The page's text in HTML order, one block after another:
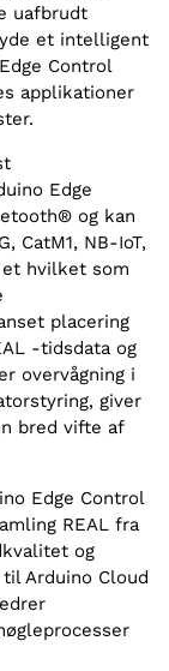
uafbrudt
et intelligent
Control
applikationer
Edge
og kan
CatM1, NB-IoT,
et hvilket som
placering
-tidsdata og
overvågning i
giver
bred vifte af
Edge Control
REAL fra
og
Arduino Cloud